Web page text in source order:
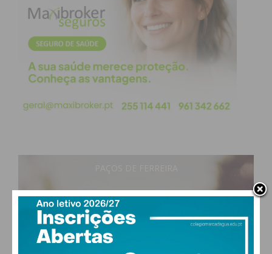
Eu li e concordo com os
termos e
condições
18°
clear sky
vento: 1m/s E
MAX 18 • MIN 18